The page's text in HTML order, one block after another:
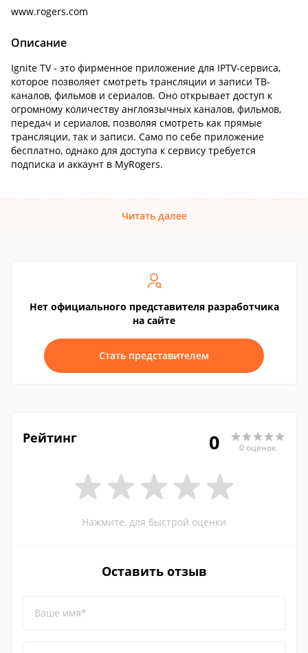
www.rogers.com
Описание
Ignite TV - это фирменное приложение для IPTV-сервиса,
которое позволяет смотреть трансляции и записи ТВ-
каналов, фильмов и сериалов. Оно открывает доступ к
огромному количеству англоязычных каналов, фильмов,
передач и сериалов, позволяя смотреть как прямые
трансляции, так и записи. Само по себе приложение
бесплатно, однако для доступа к сервису требуется
подписка и аккаунт в MyRogers.
Читать далее
Нет официального представителя разработчика
на сайте
Стать представителем
Рейтинг 0 0 оценок
Нажмите, для быстрой оценки
Оставить отзыв
Ваше имя*